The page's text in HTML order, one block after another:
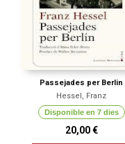
Passejades per Berlin
Hessel, Franz
Disponible en 7 dies
20,00 €